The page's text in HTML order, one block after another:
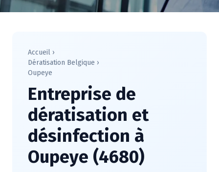
Accueil ›
Dératisation Belgique ›
Oupeye
Entreprise de
dératisation et
désinfection à
Oupeye (4680)